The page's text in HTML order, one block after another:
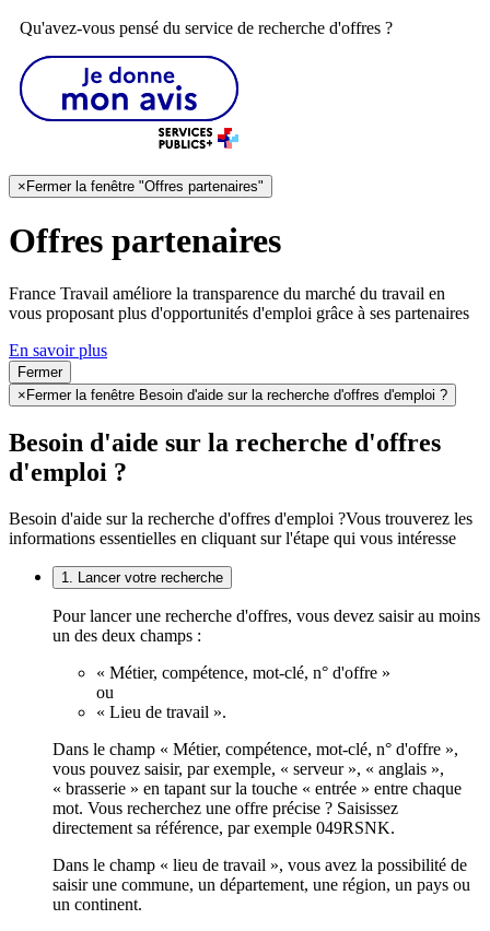
Qu'avez-vous pensé du service de recherche d'offres ?
×Fermer la fenêtre "Offres partenaires"
Offres partenaires
France Travail améliore la transparence du marché du travail en
vous proposant plus d'opportunités d'emploi grâce à ses partenaires
En savoir plus
Fermer
× Fermer la fenêtre Besoin d'aide sur la recherche d'offres d'emploi ?
Besoin d'aide sur la recherche d'offres
d'emploi ?
Besoin d'aide sur la recherche d'offres d'emploi ?Vous trouverez les
informations essentielles en cliquant sur l'étape qui vous intéresse
1. Lancer votre recherche
Pour lancer une recherche d'offres, vous devez saisir au moins
un des deux champs :
« Métier, compétence, mot-clé, n° d'offre »
ou
« Lieu de travail ».
Dans le champ « Métier, compétence, mot-clé, n° d'offre »,
vous pouvez saisir, par exemple, « serveur », « anglais »,
« brasserie » en tapant sur la touche « entrée » entre chaque
mot. Vous recherchez une offre précise ? Saisissez
directement sa référence, par exemple 049RSNK.
Dans le champ « lieu de travail », vous avez la possibilité de
saisir une commune, un département, une région, un pays ou
un continent.